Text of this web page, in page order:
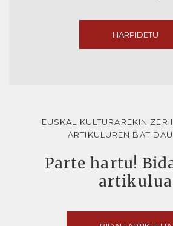
HARPIDETU
EUSKAL KULTURAREKIN ZER
ARTIKULUREN BAT
Parte hartu!
artikulua